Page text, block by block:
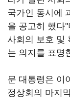
국가인 동시에
을 공고히 했다
사회의 보호 및
는 의지를 표명
문 대통령은 이
정상회의 마지